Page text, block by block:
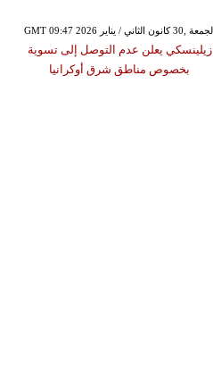
GMT 09:47 2026 الجمعة ,30 كانون الثاني / يناير
زيلينسكي يعلن عدم التوصل إلى تسوية
بخصوص مناطق شرق أوكرانيا